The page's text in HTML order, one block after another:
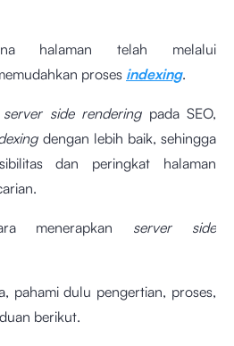
halaman telah melalui
proses indexing.
server side renderingpada SEO,
dengan lebih baik, sehingga
dan peringkat halaman
menerapkan server side
pahami dulu pengertian, proses,
berikut.